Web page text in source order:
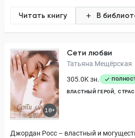
Читать книгу В
18+
Сети любви
Татьяна Мещёрская
305.0K зн.
ВЛАСТНЫЙ ГЕРОЙ
Джордан Росс – властный и